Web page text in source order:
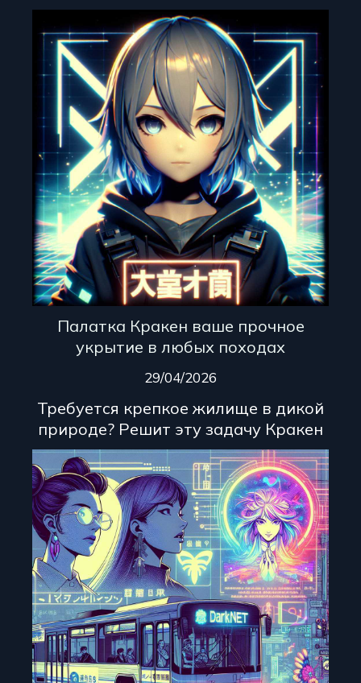
Палатка Кракен ваше прочное
укрытие в любых походах
29/04/2026
Требуется крепкое жилище в дикой
природе? Решит эту задачу Кракен